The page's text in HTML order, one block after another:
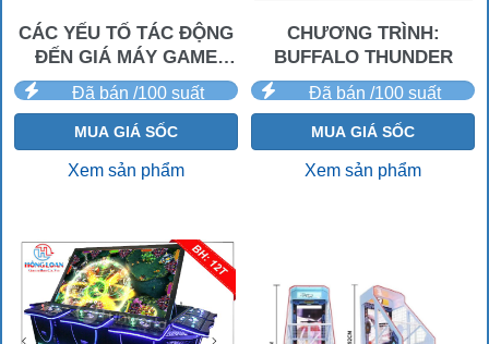
CÁC YẾU TỐ TÁC ĐỘNG
ĐẾN GIÁ MÁY GAME
BẮN CÁ?
Đã bán /100 suất
MUA GIÁ SỐC
Xem sản phẩm
CHƯƠNG TRÌNH:
BUFFALO THUNDER
Đã bán /100 suất
MUA GIÁ SỐC
Xem sản phẩm